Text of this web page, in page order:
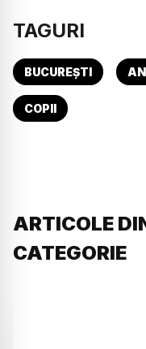
TAGURI
BUCUREȘTI
COPII
ARTICOLE
CATEGORIE